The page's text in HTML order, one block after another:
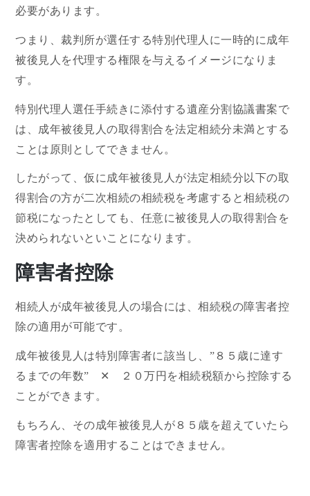
必要があります。
つまり、裁判所が選任する特別代理人に一時的に成年
被後見人を代理する権限を与えるイメージになりま
す。
特別代理人選任手続きに添付する遺産分割協議書案で
は、成年被後見人の取得割合を法定相続分未満とする
ことは原則としてできません。
したがって、仮に成年被後見人が法定相続分以下の取
得割合の方が二次相続の相続税を考慮すると相続税の
節税になったとしても、任意に被後見人の取得割合を
決められないといことになります。
障害者控除
相続人が成年被後見人の場合には、相続税の障害者控
除の適用が可能です。
成年被後見人は特別障害者に該当し、”８５歳に達す
るまでの年数” ✕ ２０万円を相続税額から控除する
ことができます。
もちろん、その成年被後見人が８５歳を超えていたら
障害者控除を適用することはできません。